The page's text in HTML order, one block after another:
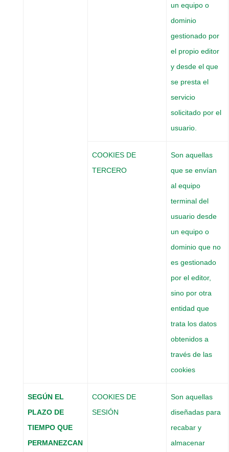
un equipo o
dominio
gestionado por
el propio editor
y desde el que
se presta el
servicio
solicitado por el
usuario.
COOKIES DE
TERCERO
Son aquellas
que se envían
al equipo
terminal del
usuario desde
un equipo o
dominio que no
es gestionado
por el editor,
sino por otra
entidad que
trata los datos
obtenidos a
través de las
cookies
SEGÚN EL
PLAZO DE
TIEMPO QUE
PERMANEZCAN
COOKIES DE
SESIÓN
Son aquellas
diseñadas para
recabar y
almacenar